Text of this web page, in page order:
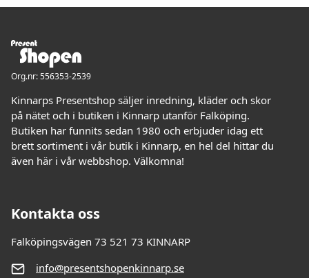
Org.nr: 556353-2539
Kinnarps Presentshop säljer inredning, kläder och skor
på nätet och i butiken i Kinnarp utanför Falköping.
Butiken har funnits sedan 1980 och erbjuder idag ett
brett sortiment i vår butik i Kinnarp, en hel del hittar du
även här i vår webbshop. Välkomna!
Kontakta oss
Falköpingsvägen 73 521 73 KINNARP
info@presentshopenkinnarp.se